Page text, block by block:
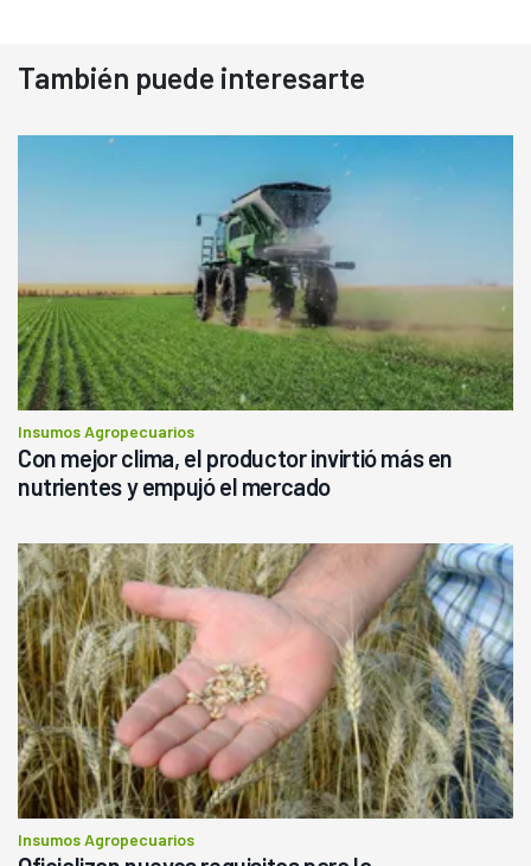
También puede interesarte
Insumos Agropecuarios
Con mejor clima, el productor invirtió más en
nutrientes y empujó el mercado
Insumos Agropecuarios